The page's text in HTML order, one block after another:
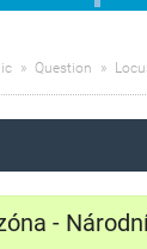
Question
-